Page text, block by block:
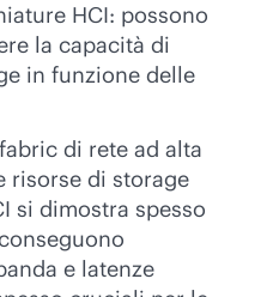
HCI: possono
la capacità di
in funzione delle
di rete ad alta
risorse di storage
si dimostra spesso
e latenze